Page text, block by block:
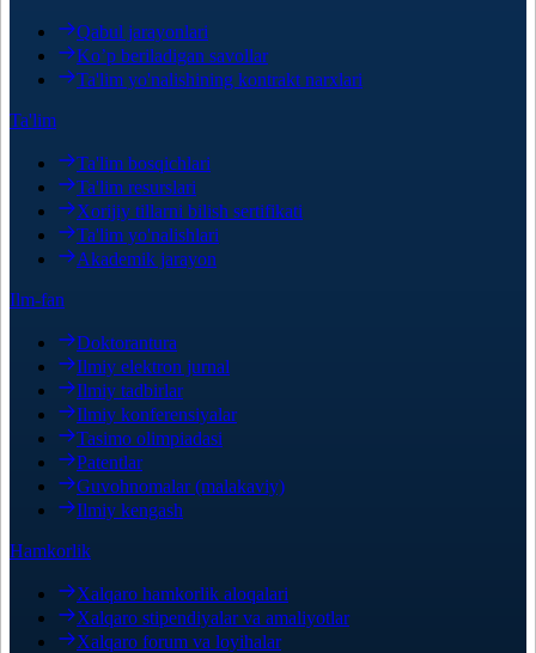
Qabul jarayonlari
Ko’p beriladigan savollar
Ta'lim yo'nalishining kontrakt narxlari
Ta'lim
Ta'lim bosqichlari
Ta'lim resurslari
Xorijiy tillarni bilish sertifikati
Ta'lim yo'nalishlari
Akademik jarayon
Ilm-fan
Doktorantura
Ilmiy elektron jurnal
Ilmiy tadbirlar
Ilmiy konferensiyalar
Tasimo olimpiadasi
Patentlar
Guvohnomalar (malakaviy)
Ilmiy kengash
Hamkorlik
Xalqaro hamkorlik aloqalari
Xalqaro stipendiyalar va amaliyotlar
Xalqaro forum va loyihalar